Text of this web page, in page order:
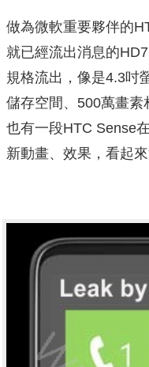
做為微軟重要夥伴的
就已經流出消息的
規格流出，像是4.3吋
儲存空間、500萬畫素
也有一段HTC Sense
新動畫、效果，看起來